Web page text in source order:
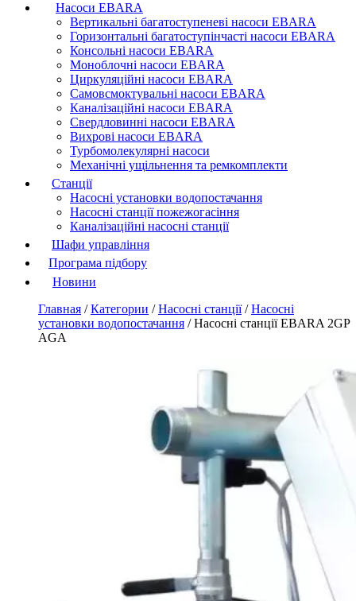
Насоси EBARA
Вертикальні багатоступеневі насоси EBARA
Горизонтальні багатоступінчасті насоси EBARA
Консольні насоси EBARA
Моноблочні насоси EBARA
Циркуляційні насоси EBARA
Самовсмоктувальні насоси EBARA
Каналізаційні насоси EBARA
Свердловинні насоси EBARA
Вихрові насоси EBARA
Турбомолекулярні насоси
Механічні ущільнення та ремкомплекти
Станції
Насосні установки водопостачання
Насосні станції пожежогасіння
Каналізаційні насосні станції
Шафи управління
Програма підбору
Новини
Главная /Категории /Насосні станції/Насосні
установки водопостачання /Насосні станції EBARA 2GP
AGA